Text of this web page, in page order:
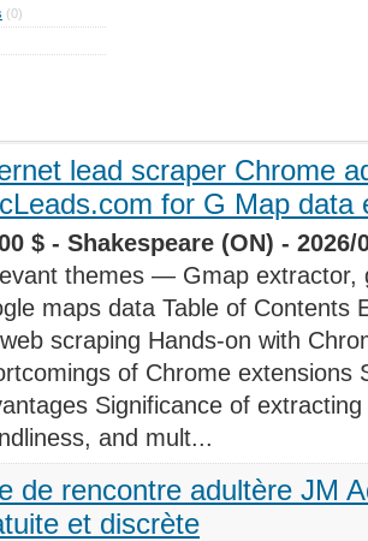
(0)
lead scraper Chrome
for G Map data
$ - Shakespeare (ON) - 2026/
themes — Gmap extractor,
maps data Table of Contents
scraping Hands-on with
of Chrome extensions
Significance of
and mult...
de rencontre adultère JM
et discrète